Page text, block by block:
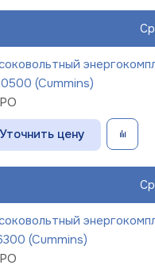
(Cummins)
Уточнить цену
(Cummins)